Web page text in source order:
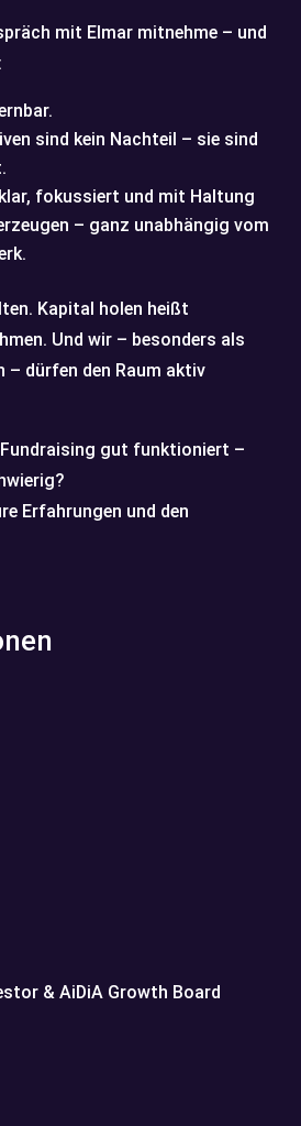
mit Elmar mitnehme – und
sind kein Nachteil – sie sind
fokussiert und mit Haltung
– ganz unabhängig vom
Kapital holen heißt
Und wir – besonders als
– dürfen den Raum aktiv
gut funktioniert –
Erfahrungen und den
& AiDiA Growth Board